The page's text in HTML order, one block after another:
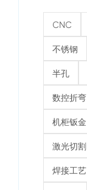
CNC
不锈钢
半孔
数控折弯
机柜钣金
激光切割
焊接工艺